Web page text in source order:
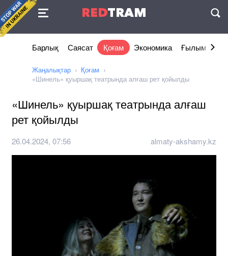
REDTRAM
Келісімі
Барлық Саясат Қоғам Экономика Ғылым және
Жаңалықтар
Қоғам
«Шинель» қуыршақ театрында алғаш рет қойылды
«Шинель» қуыршақ театрында алғаш
рет қойылды
26.04.2024, 07:56 almaty-akshamy.kz